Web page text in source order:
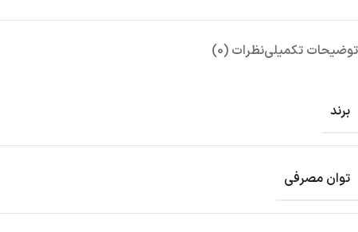
توضیحات تکمیلینظرات (0)
برند
توان مصرفی